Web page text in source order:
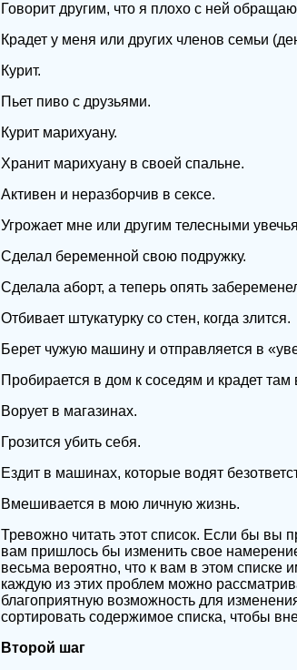
Говорит другим, что я плохо с ней
Крадет у меня или других членов семьи
Курит.
Пьет пиво с друзьями.
Курит марихуану.
Хранит марихуану в своей спальне.
Активен и неразборчив в сексе.
Угрожает мне или другим телесными
Сделал беременной свою подружку.
Сделала аборт, а теперь опять
Отбивает штукатурку со стен, когда злится.
Берет чужую машину и отправляется в
Пробирается в дом к соседям и крадет там
Ворует в магазинах.
Грозится убить себя.
Ездит в машинах, которые водят
Вмешивается в мою личную жизнь.
Тревожно читать этот список. Если бы вы
вам пришлось бы изменить свое
весьма вероятно, что к вам в этом
каждую из этих проблем можно
благоприятную возможность для
сортировать содержимое списка, чтобы
Второй шаг